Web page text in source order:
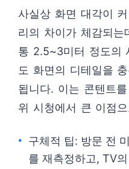
사실상 화면 대각이
리의 차이가 체감되
통 2.5~3미터 정도의
도 화면의 디테일을
됩니다. 이는 콘텐트
위 시청에서 큰 이점
구체적 팁: 방문 전
를 재측정하고, TV